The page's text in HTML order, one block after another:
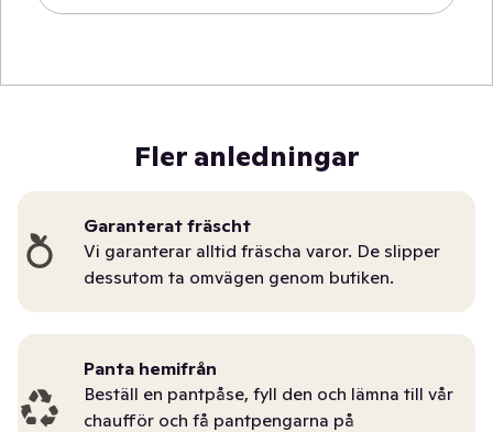
Fler anledningar
Garanterat fräscht
Vi garanterar alltid fräscha varor. De slipper
dessutom ta omvägen genom butiken.
Panta hemifrån
Beställ en pantpåse, fyll den och lämna till vår
chaufför och få pantpengarna på